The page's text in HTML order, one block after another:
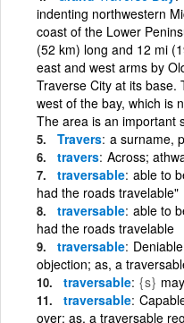
indenting northwestern
coast of the Lower
(52 km) long and 12 mi
east and west arms by
Traverse City at its base.
west of the bay, which is
The area is an important
Travers a surname,
travers Across;
traversable able to
had the roads travelable"
traversable able to
had the roads travelable
traversable
objection; as, a
traversable {s}
traversable
over; as, a traversable